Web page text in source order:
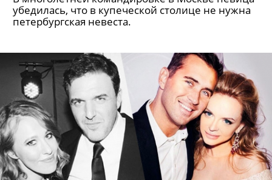
убедилась, что в купеческой столице не нужна
петербургская невеста.